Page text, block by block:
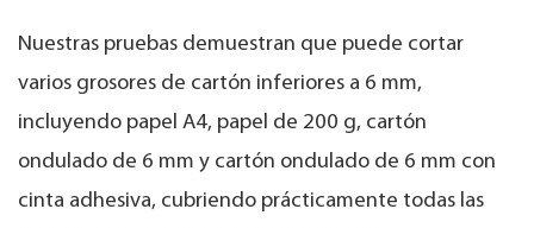
Nuestras pruebas demuestran que puede cortar
varios grosores de cartón inferiores a 6 mm,
incluyendo papel A4, papel de 200 g, cartón
ondulado de 6 mm y cartón ondulado de 6 mm con
cinta adhesiva, cubriendo prácticamente todas las